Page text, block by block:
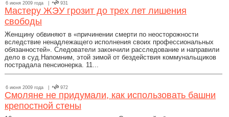
6 июня 2009 года | 931
Мастеру ЖЭУ грозит до трех лет лишения
свободы
Женщину обвиняют в «причинении смерти по неосторожности
вследствие ненадлежащего исполнения своих профессиональных
обязанностей». Следователи закончили расследование и направили
дело в суд.Напомним, этой зимой от бездействия коммунальщиков
пострадала пенсионерка. 11...
6 июня 2009 года | 972
Смоляне не придумали, как использовать башни
крепостной стены